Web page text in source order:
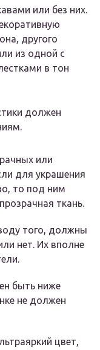
или без них.
другого
из одной с
в тон
должен
или
для украшения
то под ним
ткань.
того, должны
нет. Их вполне
быть ниже
не должен
цвет,